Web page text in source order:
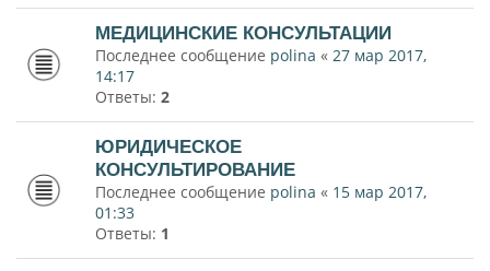
МЕДИЦИНСКИЕ КОНСУЛЬТАЦИИ
Последнее сообщение polina « 27 мар 2017,
14:17
Ответы: 2
ЮРИДИЧЕСКОЕ
КОНСУЛЬТИРОВАНИЕ
Последнее сообщение polina « 15 мар 2017,
01:33
Ответы: 1